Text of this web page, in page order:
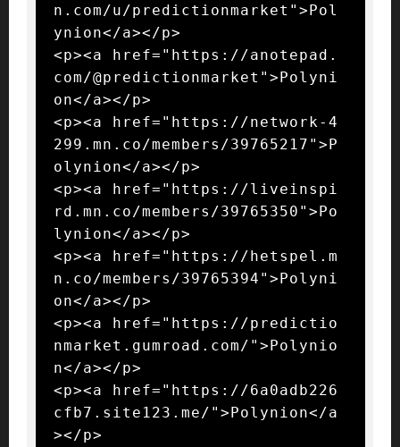
n.com/u/predictionmarket">Pol
ynion</a></p>
<p><a href="https://anotepad.
com/@predictionmarket">Polyni
on</a></p>
<p><a href="https://network-4
299.mn.co/members/39765217">P
olynion</a></p>
<p><a href="https://liveinspi
rd.mn.co/members/39765350">Po
lynion</a></p>
<p><a href="https://hetspel.m
n.co/members/39765394">Polyni
on</a></p>
<p><a href="https://predictio
nmarket.gumroad.com/">Polynio
n</a></p>
<p><a href="https://6a0adb226
cfb7.site123.me/">Polynion</a
></p>